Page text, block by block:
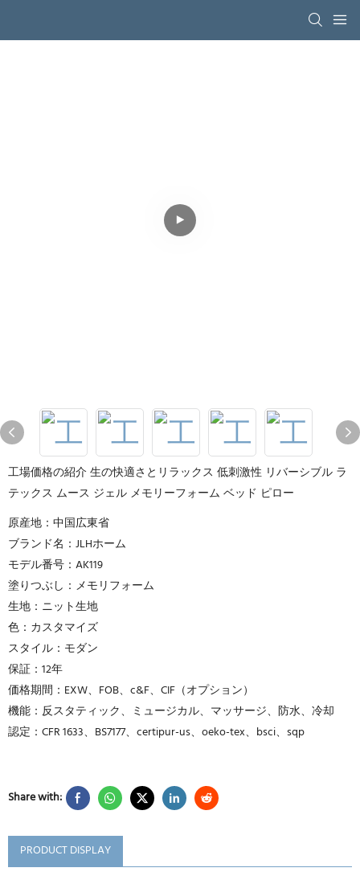
工場価格の紹介 生の快適さとリラックス 低刺激性 リバーシブル ラ
テックス ムース ジェル メモリーフォーム ベッド ピロー
原産地：中国広東省
ブランド名：JLHホーム
モデル番号：AK119
塗りつぶし：メモリフォーム
生地：ニット生地
色：カスタマイズ
スタイル：モダン
保証：12年
価格期間：EXW、FOB、c&F、CIF（オプション）
機能：反スタティック、ミュージカル、マッサージ、防水、冷却
認定：CFR 1633、BS7177、certipur-us、oeko-tex、bsci、sqp
Share with:
PRODUCT DISPLAY